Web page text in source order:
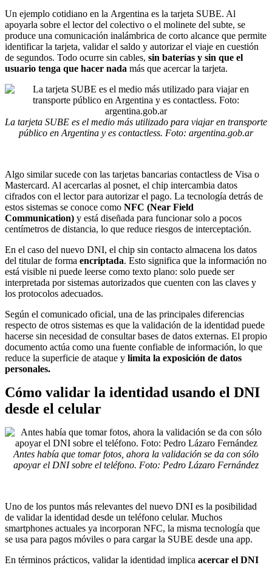
Un ejemplo cotidiano en la Argentina es la tarjeta SUBE. Al
apoyarla sobre el lector del colectivo o el molinete del subte, se
produce una comunicación inalámbrica de corto alcance que permite
identificar la tarjeta, validar el saldo y autorizar el viaje en cuestión
de segundos. Todo ocurre sin cables, sin baterías y sin que el
usuario tenga que hacer nada más que acercar la tarjeta.
La tarjeta SUBE es el medio más utilizado para viajar en transporte
público en Argentina y es contactless. Foto: argentina.gob.ar
Algo similar sucede con las tarjetas bancarias contactless de Visa o
Mastercard. Al acercarlas al posnet, el chip intercambia datos
cifrados con el lector para autorizar el pago. La tecnología detrás de
estos sistemas se conoce como NFC (Near Field
Communication) y está diseñada para funcionar solo a pocos
centímetros de distancia, lo que reduce riesgos de interceptación.
En el caso del nuevo DNI, el chip sin contacto almacena los datos
del titular de forma encriptada. Esto significa que la información no
está visible ni puede leerse como texto plano: solo puede ser
interpretada por sistemas autorizados que cuenten con las claves y
los protocolos adecuados.
Según el comunicado oficial, una de las principales diferencias
respecto de otros sistemas es que la validación de la identidad puede
hacerse sin necesidad de consultar bases de datos externas. El propio
documento actúa como una fuente confiable de información, lo que
reduce la superficie de ataque y limita la exposición de datos
personales.
Cómo validar la identidad usando el DNI
desde el celular
Antes había que tomar fotos, ahora la validación se da con sólo
apoyar el DNI sobre el teléfono. Foto: Pedro Lázaro Fernández
Uno de los puntos más relevantes del nuevo DNI es la posibilidad
de validar la identidad desde un teléfono celular. Muchos
smartphones actuales ya incorporan NFC, la misma tecnología que
se usa para pagos móviles o para cargar la SUBE desde una app.
En términos prácticos, validar la identidad implica acercar el DNI